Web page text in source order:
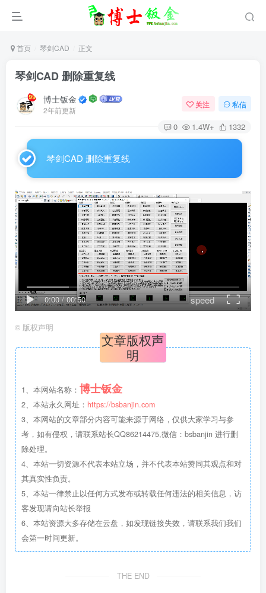
首页 琴剑CAD 正文
琴剑CAD 删除重复线
博士钣金
2年前更新
关注 私信
0 1.4W+ 1332
琴剑CAD 删除重复线
0:00/00:50 speed
© 版权声明
文章版权声
明
1、本网站名称： 博士钣金
2、本站永久网址： https://bsbanjin.com
3、本网站的文章部分内容可能来源于网络，仅供大家学习与参
考，如有侵权，请联系站长QQ86214475,微信：bsbanjin 进行删
除处理。
4、本站一切资源不代表本站立场，并不代表本站赞同其观点和对
其真实性负责。
5、本站一律禁止以任何方式发布或转载任何违法的相关信息，访
客发现请向站长举报
6、本站资源大多存储在云盘，如发现链接失效，请联系我们我们
会第一时间更新。
THE END